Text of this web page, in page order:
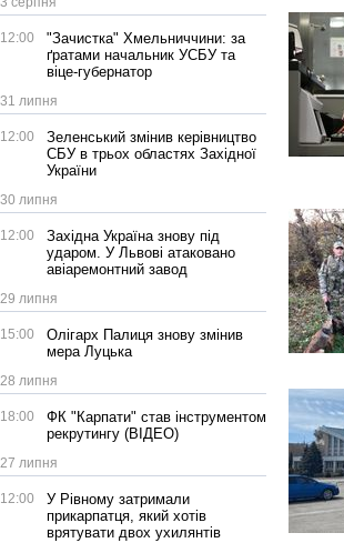
12:00
"Зачистка" Хмельниччини: за
ґратами начальник УСБУ та
віце-губернатор
31 липня
12:00
Зеленський змінив керівництво
СБУ в трьох областях Західної
України
30 липня
12:00
Західна Україна знову під
ударом. У Львові атаковано
авіаремонтний завод
29 липня
15:00
Олігарх Палиця знову змінив
мера Луцька
28 липня
18:00
ФК "Карпати" став інструментом
рекрутингу (ВІДЕО)
27 липня
12:00
У Рівному затримали
прикарпатця, який хотів
врятувати двох ухилянтів